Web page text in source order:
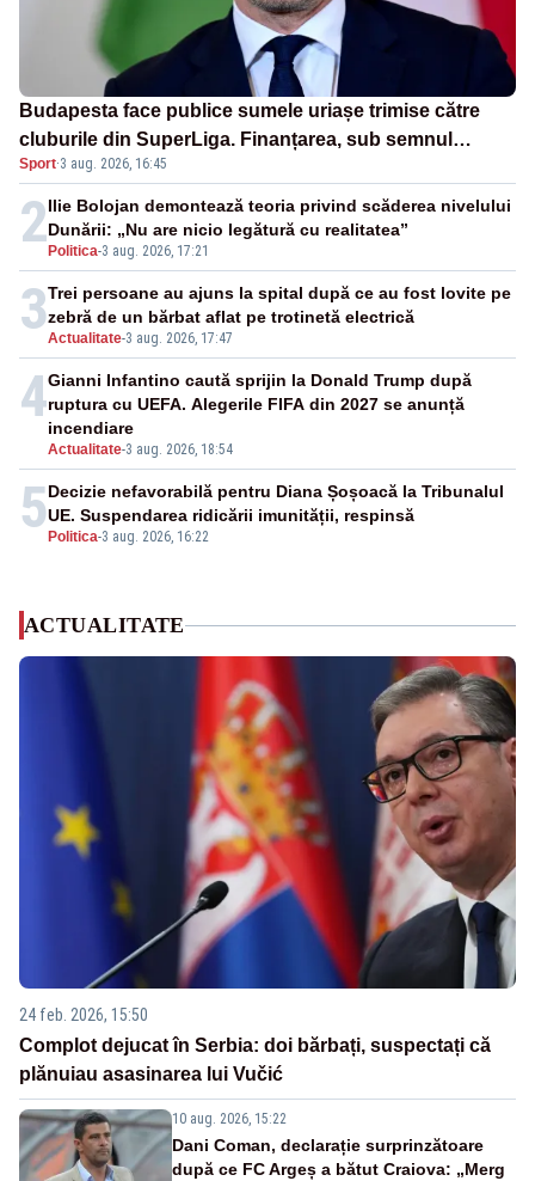
Budapesta face publice sumele uriașe trimise către
cluburile din SuperLiga. Finanțarea, sub semnul
întrebării
Sport·3 aug. 2026, 16:45
2 Politica-3 aug. 2026, 17:21
Ilie Bolojan demontează teoria privind scăderea nivelului
Dunării: „Nu are nicio legătură cu realitatea”
3Actualitate-3 aug. 2026, 17:47
Trei persoane au ajuns la spital după ce au fost lovite pe
zebră de un bărbat aflat pe trotinetă electrică
4
Actualitate-3 aug. 2026, 18:54
Gianni Infantino caută sprijin la Donald Trump după
ruptura cu UEFA. Alegerile FIFA din 2027 se anunță
incendiare
5 Politica-3 aug. 2026, 16:22
Decizie nefavorabilă pentru Diana Șoșoacă la Tribunalul
UE. Suspendarea ridicării imunității, respinsă
ACTUALITATE
24 feb. 2026, 15:50
Complot dejucat în Serbia: doi bărbați, suspectați că
plănuiau asasinarea lui Vučić
10 aug. 2026, 15:22
Dani Coman, declarație surprinzătoare
după ce FC Argeș a bătut Craiova: „Merg